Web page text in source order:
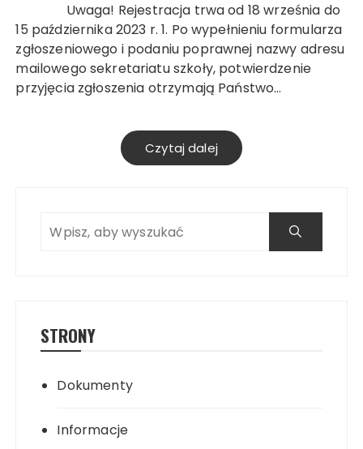
Uwaga! Rejestracja trwa od 18 września do
15 października 2023 r. 1. Po wypełnieniu formularza
zgłoszeniowego i podaniu poprawnej nazwy adresu
mailowego sekretariatu szkoły, potwierdzenie
przyjęcia zgłoszenia otrzymają Państwo…
Czytaj dalej
STRONY
Dokumenty
Informacje
Search